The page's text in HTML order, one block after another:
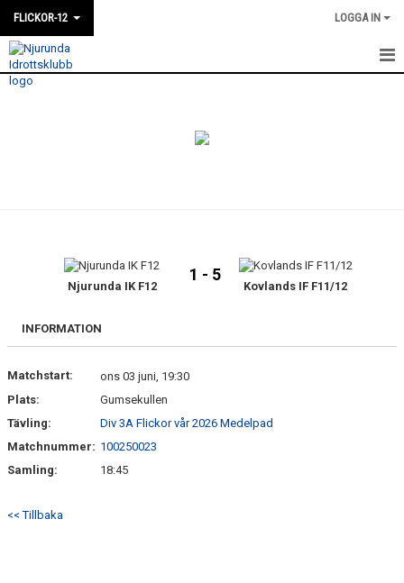
FLICKOR-12 LOGGA IN
HEM
BILDGALLERI
KONTAKT
Njurunda IK F12
1 - 5
Kovlands IF F11/12
INFORMATION
Matchstart:
ons 03 juni, 19:30
Plats:
Gumsekullen
Tävling:
Div 3A Flickor vår 2026 Medelpad
Matchnummer: 100250023
Samling:
18:45
<< Tillbaka